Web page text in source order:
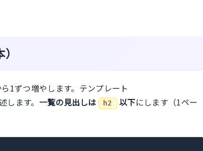
1ずつ増やします。テンプレート
します。 一覧の見出しは h2 以下にします（1ペー